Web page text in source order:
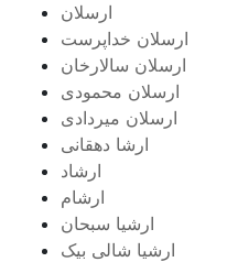
ارسلان
ارسلان خداپرست
ارسلان سالارخان
ارسلان محمودی
ارسلان میردادی
ارشا دهقانی
ارشاد
ارشام
ارشیا سبحان
ارشیا شالی بیک